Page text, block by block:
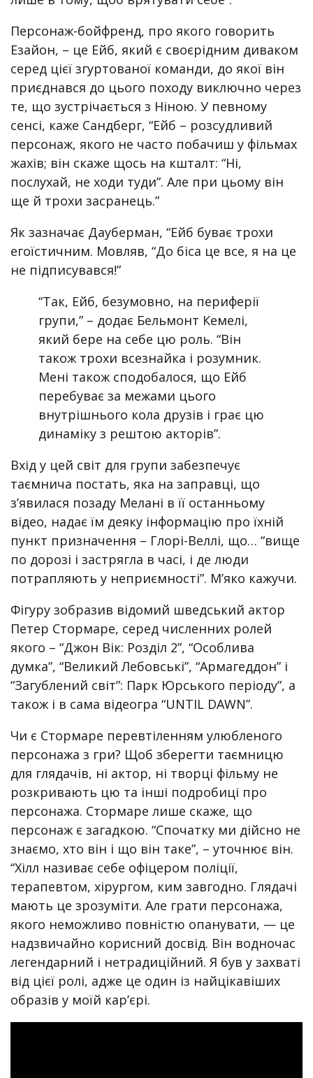
Персонаж-бойфренд, про якого говорить
Езайон, – це Ейб, який є своєрідним диваком
серед цієї згуртованої команди, до якої він
приєднався до цього походу виключно через
те, що зустрічається з Ніною. У певному
сенсі, каже Сандберг, “Ейб – розсудливий
персонаж, якого не часто побачиш у фільмах
жахів; він скаже щось на кшталт: “Ні,
послухай, не ходи туди”. Але при цьому він
ще й трохи засранець.”
Як зазначає Дауберман, “Ейб буває трохи
егоїстичним. Мовляв, “До біса це все, я на це
не підписувався!”
“Так, Ейб, безумовно, на периферії
групи,” – додає Бельмонт Кемелі,
який бере на себе цю роль. “Він
також трохи всезнайка і розумник.
Мені також сподобалося, що Ейб
перебуває за межами цього
внутрішнього кола друзів і грає цю
динаміку з рештою акторів”.
Вхід у цей світ для групи забезпечує
таємнича постать, яка на заправці, що
з’явилася позаду Мелані в її останньому
відео, надає їм деяку інформацію про їхній
пункт призначення – Глорі-Веллі, що… “вище
по дорозі і застрягла в часі, і де люди
потрапляють у неприємності”. М’яко кажучи.
Фігуру зобразив відомий шведський актор
Петер Стормаре, серед численних ролей
якого – “Джон Вік: Розділ 2”, “Особлива
думка”, “Великий Лебовські”, “Армагеддон” і
“Загублений світ”: Парк Юрського періоду”, а
також і в сама відеогра “UNTIL DAWN”.
Чи є Стормаре перевтіленням улюбленого
персонажа з гри? Щоб зберегти таємницю
для глядачів, ні актор, ні творці фільму не
розкривають цю та інші подробиці про
персонажа. Стормаре лише скаже, що
персонаж є загадкою. “Спочатку ми дійсно не
знаємо, хто він і що він таке”, – уточнює він.
“Хілл називає себе офіцером поліції,
терапевтом, хірургом, ким завгодно. Глядачі
мають це зрозуміти. Але грати персонажа,
якого неможливо повністю опанувати, — це
надзвичайно корисний досвід. Він водночас
легендарний і нетрадиційний. Я був у захваті
від цієї ролі, адже це один із найцікавіших
образів у моїй кар’єрі.